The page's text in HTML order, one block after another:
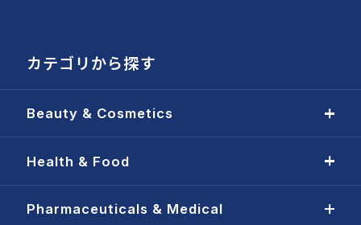
カテゴリから探す
Beauty & Cosmetics
Health & Food
Pharmaceuticals & Medical